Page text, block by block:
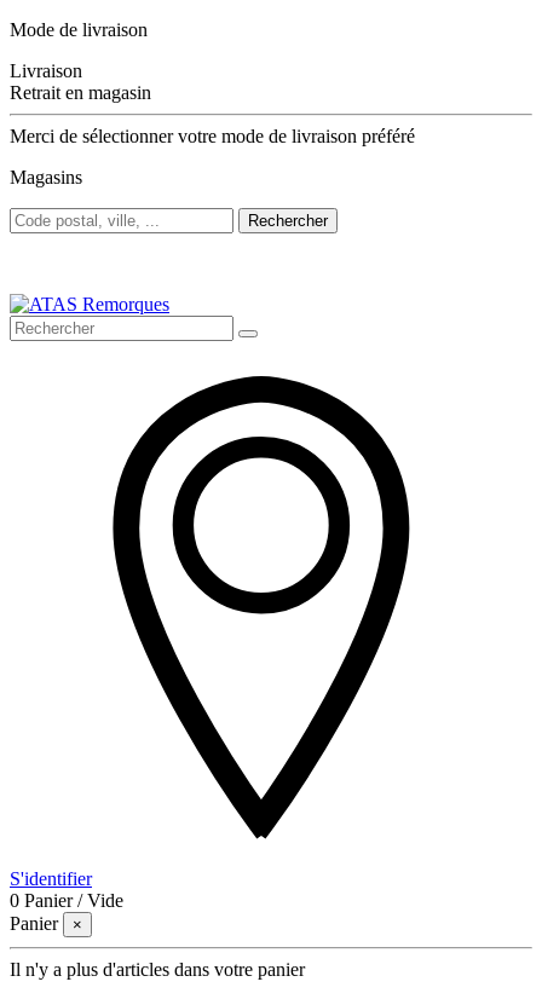
Mode de livraison
Livraison
Retrait en magasin
Merci de sélectionner votre mode de livraison préféré
Magasins
Rechercher
S'identifier
0 Panier /Vide
Panier
×
Il n'y a plus d'articles dans votre panier